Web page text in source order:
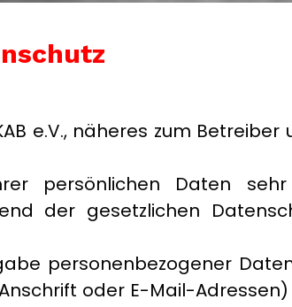
e.V., näheres zum
persönlichen Daten
der gesetzlichen
personenbezogener
oder E-Mail-